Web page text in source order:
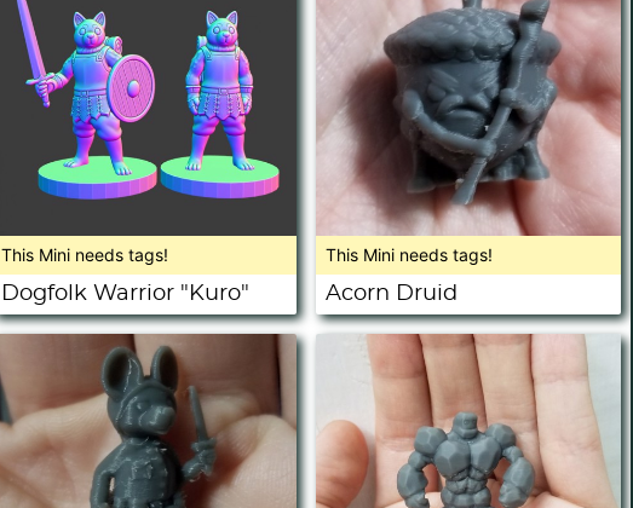
This Mini needs tags!
Dogfolk Warrior "Kuro"
This Mini needs tags!
Acorn Druid